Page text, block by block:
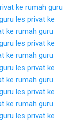
ke rumah guru
les privat ke
ke rumah guru
les privat ke
ke rumah guru
les privat ke
ke rumah guru
les privat ke
ke rumah guru
les privat ke